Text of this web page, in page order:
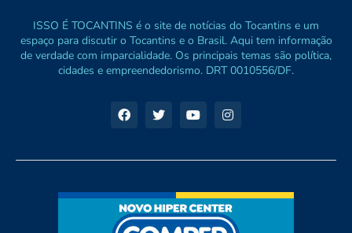
ISSO É TOCANTINS é o site de notícias do Tocantins e um
espaço para discutir o Tocantins e o Brasil. Aqui tem informação
de verdade com imparcialidade. Os principais temas são política,
cidades e empreendedorismo. DRT 0010556/DF.